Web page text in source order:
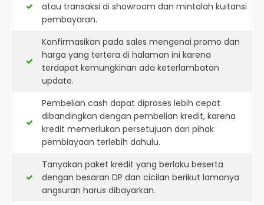
atau transaksi di showroom dan mintalah kuitansi
pembayaran.
Konfirmasikan pada sales mengenai promo dan
harga yang tertera di halaman ini karena
terdapat kemungkinan ada keterlambatan
update.
Pembelian cash dapat diproses lebih cepat
dibandingkan dengan pembelian kredit, karena
kredit memerlukan persetujuan dari pihak
pembiayaan terlebih dahulu.
Tanyakan paket kredit yang berlaku beserta
dengan besaran DP dan cicilan berikut lamanya
angsuran harus dibayarkan.